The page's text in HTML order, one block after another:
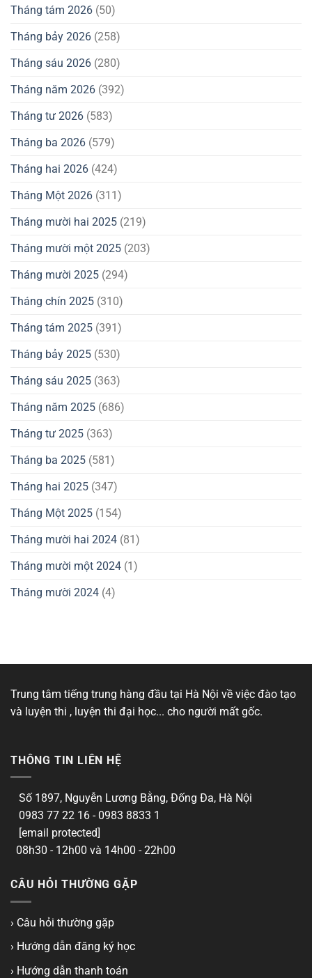
Tháng tám 2026 (50)
Tháng bảy 2026 (258)
Tháng sáu 2026 (280)
Tháng năm 2026 (392)
Tháng tư 2026 (583)
Tháng ba 2026 (579)
Tháng hai 2026 (424)
Tháng Một 2026 (311)
Tháng mười hai 2025 (219)
Tháng mười một 2025 (203)
Tháng mười 2025 (294)
Tháng chín 2025 (310)
Tháng tám 2025 (391)
Tháng bảy 2025 (530)
Tháng sáu 2025 (363)
Tháng năm 2025 (686)
Tháng tư 2025 (363)
Tháng ba 2025 (581)
Tháng hai 2025 (347)
Tháng Một 2025 (154)
Tháng mười hai 2024 (81)
Tháng mười một 2024 (1)
Tháng mười 2024 (4)
Trung tâm tiếng trung hàng đầu tại Hà Nội về việc đào tạo
và luyện thi , luyện thi đại học... cho người mất gốc.
THÔNG TIN LIÊN HỆ
Số 1897, Nguyễn Lương Bằng, Đống Đa, Hà Nội
0983 77 22 16 - 0983 8833 1
[email protected]
08h30 - 12h00 và 14h00 - 22h00
CÂU HỎI THƯỜNG GẶP
› Câu hỏi thường gặp
› Hướng dẫn đăng ký học
› Hướng dẫn thanh toán